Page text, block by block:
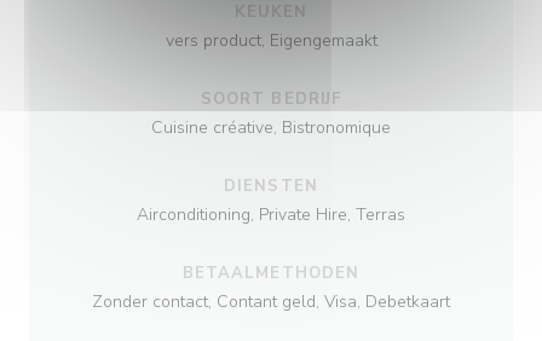
KEUKEN
vers product, Eigengemaakt
SOORT BEDRIJF
Cuisine créative, Bistronomique
DIENSTEN
Airconditioning, Private Hire, Terras
BETAALMETHODEN
Zonder contact, Contant geld, Visa, Debetkaart